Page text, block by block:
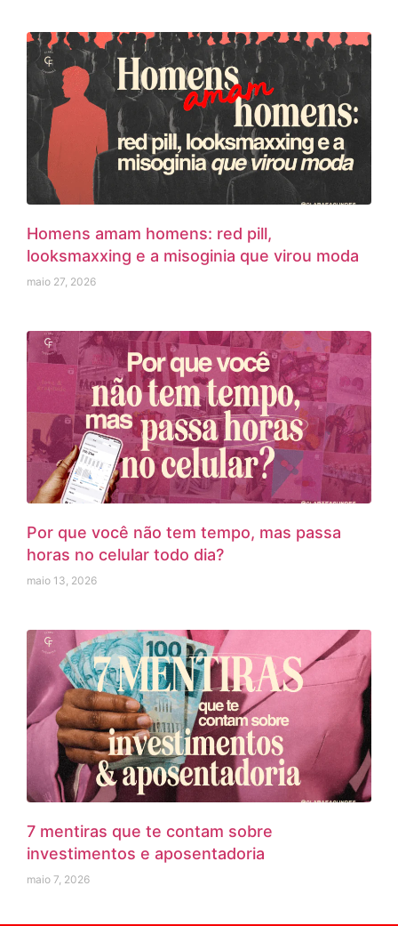
Homens amam homens: red pill,
looksmaxxing e a misoginia que virou moda
maio 27, 2026
Por que você não tem tempo, mas passa
horas no celular todo dia?
maio 13, 2026
7 mentiras que te contam sobre
investimentos e aposentadoria
maio 7, 2026